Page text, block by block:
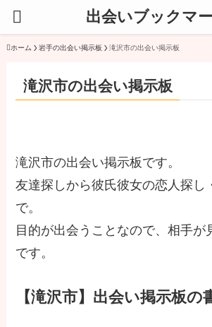
出会いブックマ
ホーム 岩手の出会い掲示板 滝沢市の出会い掲示板
滝沢市の出会い掲示板
滝沢市の出会い掲示板です。
友達探しから彼氏彼女の恋人探し
で。
目的が出会うことなので、相手が
です。
【滝沢市】出会い掲示板の